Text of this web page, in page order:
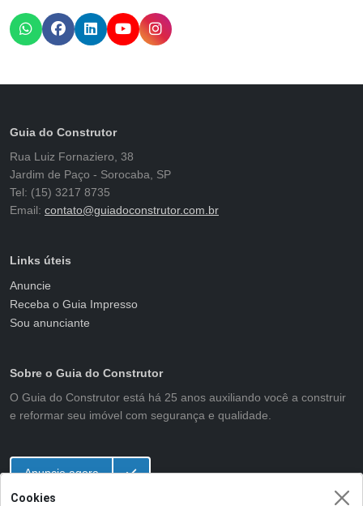
Guia do Construtor
Rua Luiz Fornaziero, 38
Jardim de Paço - Sorocaba, SP
Tel: (15) 3217 8735
Email: contato@guiadoconstrutor.com.br
Links úteis
Anuncie
Receba o Guia Impresso
Sou anunciante
Sobre o Guia do Construtor
O Guia do Construtor está há 25 anos auxiliando você a construir
e reformar seu imóvel com segurança e qualidade.
Anuncie agora
Cookies